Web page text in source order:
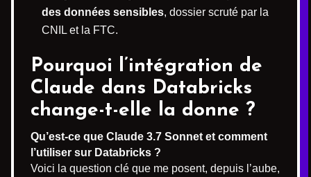
des données sensibles, dossier scruté par la
CNIL et la FTC.
Pourquoi l’intégration de
Claude dans Databricks
change-t-elle la donne ?
Qu’est-ce que Claude 3.7 Sonnet et comment
l’utiliser sur Databricks ?
Voici la question clé que me posent, depuis l’aube,